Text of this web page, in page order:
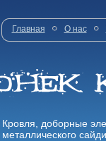
Главная О нас
Кровля, доборные
металлического